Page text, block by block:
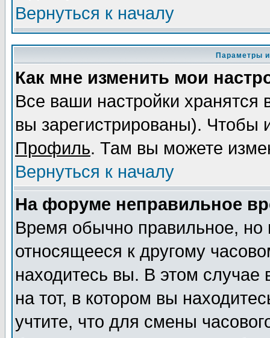
Вернуться к началу
Параметры
Как мне изменить мои
Все ваши настройки хранятся
вы зарегистрированы). Чтобы
Профиль. Там вы можете
Вернуться к началу
На форуме неправильное
Время обычно правильное,
относящееся к другому
находитесь вы. В этом
на тот, в котором вы
учтите, что для смены